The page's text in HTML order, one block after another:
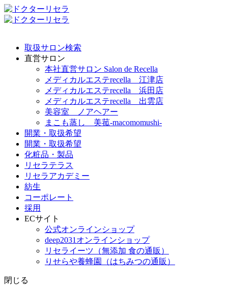
取扱サロン検索
直営サロン
本社直営サロン Salon de Recella
メディカルエステrecella 江津店
メディカルエステrecella 浜田店
メディカルエステrecella 出雲店
美容室 ノアヘアー
まこも蒸し 美菰-macomomushi-
開業・取扱希望
開業・取扱希望
化粧品・製品
リセラテラス
リセラアカデミー
紡生
コーポレート
採用
ECサイト
公式オンラインショップ
deep2031オンラインショップ
リセライーツ （無添加 食の通販）
りせらや養蜂園
（はちみつの通販）
閉じる